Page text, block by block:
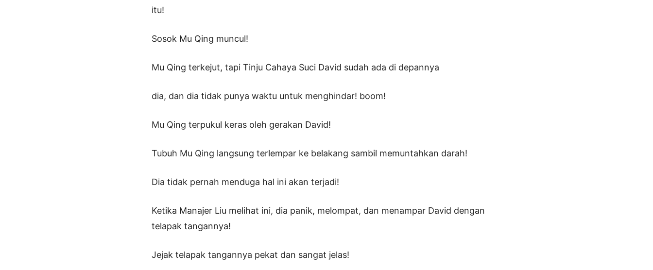
itu!
Sosok Mu Qing muncul!
Mu Qing terkejut, tapi Tinju Cahaya Suci David sudah ada di depannya
dia, dan dia tidak punya waktu untuk menghindar! boom!
Mu Qing terpukul keras oleh gerakan David!
Tubuh Mu Qing langsung terlempar ke belakang sambil memuntahkan darah!
Dia tidak pernah menduga hal ini akan terjadi!
Ketika Manajer Liu melihat ini, dia panik, melompat, dan menampar David dengan
telapak tangannya!
Jejak telapak tangannya pekat dan sangat jelas!